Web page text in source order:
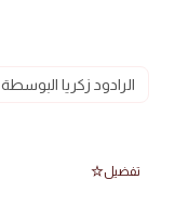
الرادود زكريا البوسطة
تفضيل